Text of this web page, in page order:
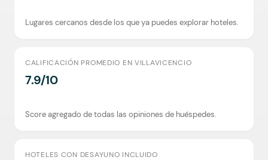
Lugares cercanos desde los que ya puedes explorar hoteles.
CALIFICACIÓN PROMEDIO EN VILLAVICENCIO
7.9/10
Score agregado de todas las opiniones de huéspedes.
HOTELES CON DESAYUNO INCLUIDO